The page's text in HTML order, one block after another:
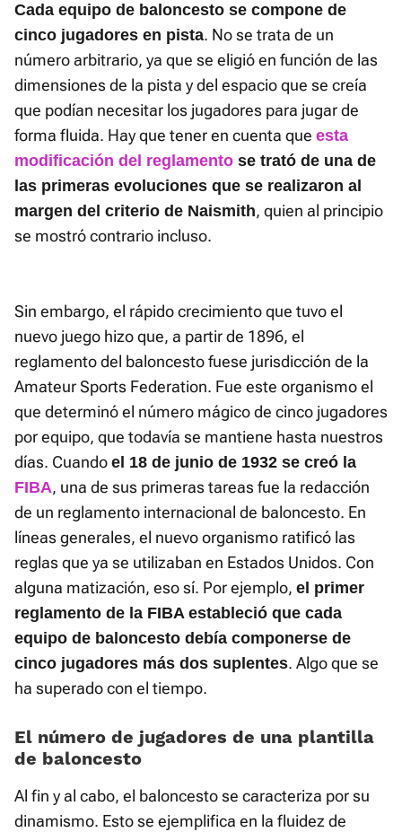
Cada equipo de baloncesto se compone de
cinco jugadores en pista. No se trata de un
número arbitrario, ya que se eligió en función de las
dimensiones de la pista y del espacio que se creía
que podían necesitar los jugadores para jugar de
forma fluida. Hay que tener en cuenta que esta
modificación del reglamento se trató de una de
las primeras evoluciones que se realizaron al
margen del criterio de Naismith, quien al principio
se mostró contrario incluso.
Sin embargo, el rápido crecimiento que tuvo el
nuevo juego hizo que, a partir de 1896, el
reglamento del baloncesto fuese jurisdicción de la
Amateur Sports Federation. Fue este organismo el
que determinó el número mágico de cinco jugadores
por equipo, que todavía se mantiene hasta nuestros
días. Cuando el 18 de junio de 1932 se creó la
FIBA, una de sus primeras tareas fue la redacción
de un reglamento internacional de baloncesto. En
líneas generales, el nuevo organismo ratificó las
reglas que ya se utilizaban en Estados Unidos. Con
alguna matización, eso sí. Por ejemplo, el primer
reglamento de la FIBA estableció que cada
equipo de baloncesto debía componerse de
cinco jugadores más dos suplentes. Algo que se
ha superado con el tiempo.
El número de jugadores de una plantilla
de baloncesto
Al fin y al cabo, el baloncesto se caracteriza por su
dinamismo. Esto se ejemplifica en la fluidez de